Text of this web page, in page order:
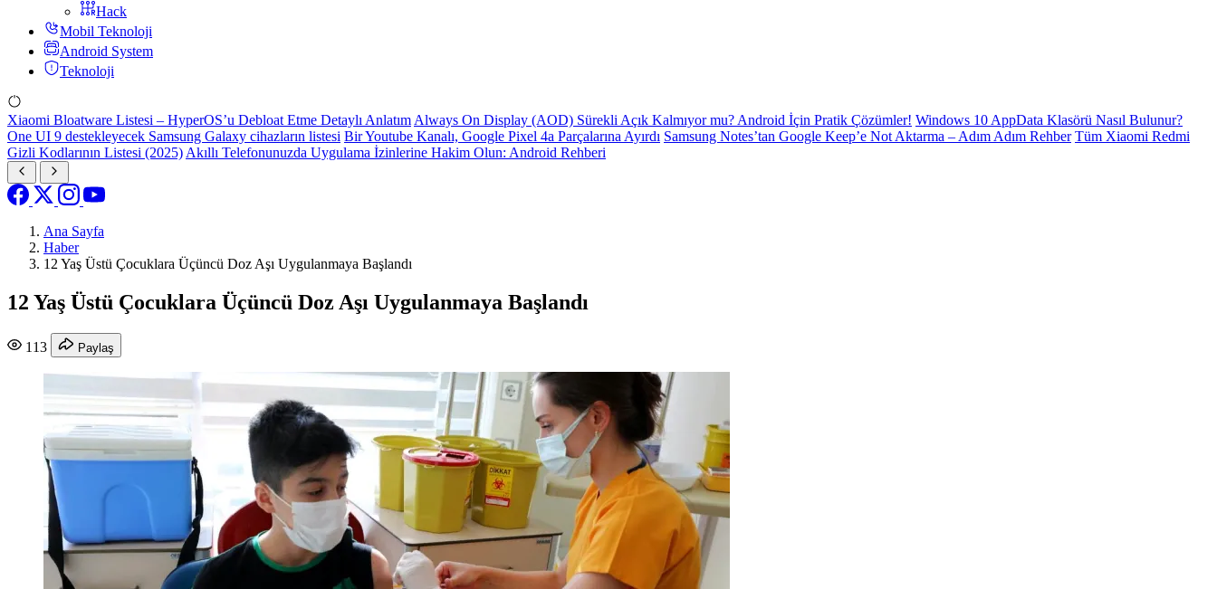
Hack
Mobil Teknoloji
Android System
Teknoloji
Xiaomi Bloatware Listesi – HyperOS’u Debloat Etme Detaylı Anlatım Always On Display (AOD) Sürekli Açık Kalmıyor mu? Android İçin Pratik Çözümler! Windows 10 AppData Klasörü Nasıl Bulunur?
One UI 9 destekleyecek Samsung Galaxy cihazların listesi Bir Youtube Kanalı, Google Pixel 4a Parçalarına Ayırdı Samsung Notes’tan Google Keep’e Not Aktarma – Adım Adım Rehber Tüm Xiaomi Redmi
Gizli Kodlarının Listesi (2025) Akıllı Telefonunuzda Uygulama İzinlerine Hakim Olun: Android Rehberi
Ana Sayfa
Haber
12 Yaş Üstü Çocuklara Üçüncü Doz Aşı Uygulanmaya Başlandı
12 Yaş Üstü Çocuklara Üçüncü Doz Aşı Uygulanmaya Başlandı
113 Paylaş